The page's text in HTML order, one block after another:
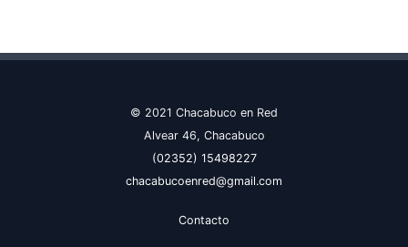
© 2021 Chacabuco en Red
Alvear 46, Chacabuco
(02352) 15498227
chacabucoenred@gmail.com
Contacto